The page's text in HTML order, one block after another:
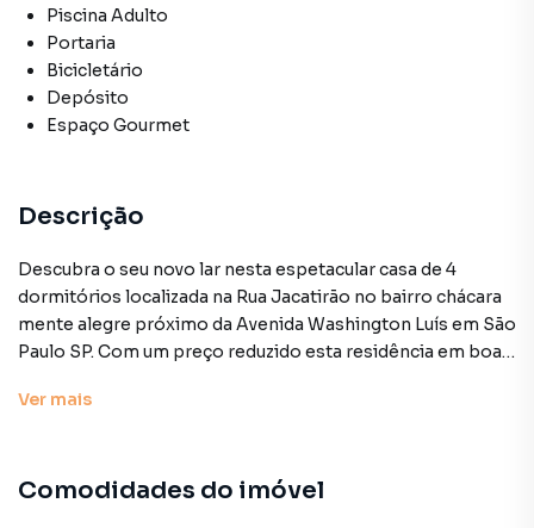
Piscina Adulto
Portaria
Bicicletário
Depósito
Espaço Gourmet
Descrição
Descubra o seu novo lar nesta espetacular casa de 4
dormitórios localizada na Rua Jacatirão no bairro chácara
mente alegre próximo da Avenida Washington Luís em São
Paulo SP. Com um preço reduzido esta residência em boas
estilo de vida sofisticado em uma área residencial
espaços cuidadosamente planejados. Desfrute de um
Ver mais
Comodidades do imóvel